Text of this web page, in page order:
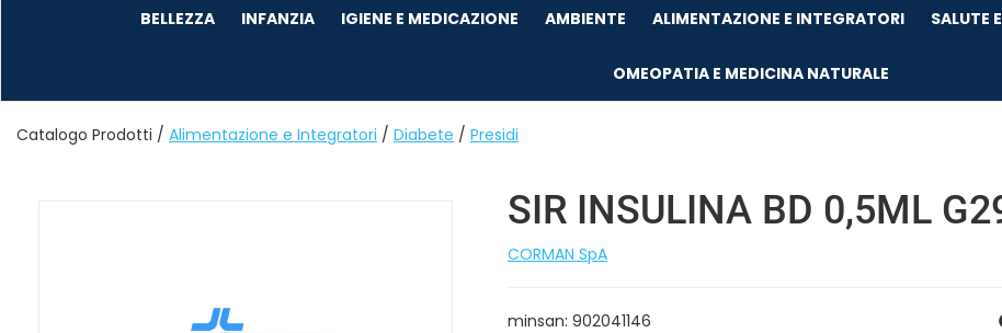
BELLEZZA INFANZIA IGIENE E MEDICAZIONE AMBIENTE ALIMENTAZIONE E INTEGRATORI SALUTE
OMEOPATIA E MEDICINA NATURALE
Catalogo Prodotti / Alimentazione e Integratori / Diabete / Presidi
SIR INSULINA BD 0,5ML
CORMAN SpA
minsan: 902041146